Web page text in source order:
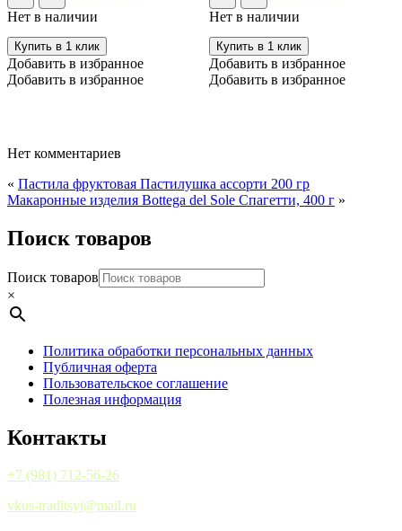
Нет в наличии
Купить в 1 клик
Добавить в избранное
Добавить в избранное
Нет в наличии
Купить в 1 клик
Добавить в избранное
Добавить в избранное
Нет комментариев
« Пастила фруктовая Пастилушка ассорти 200 гр
Макаронные изделия Bottega del Sole Спагетти, 400 г »
Поиск товаров
Поиск товаров
×
Политика обработки персональных данных
Публичная оферта
Пользовательское соглашение
Полезная информация
Контакты
+7 (981) 712-56-26
vkus-traditsyi@mail.ru